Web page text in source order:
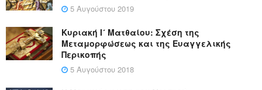
5 Αυγούστου 2019
Κυριακή Ι´ Ματθαίου: Σχέση της
Μεταμορφώσεως και της Ευαγγελικής
Περικοπής
5 Αυγούστου 2018